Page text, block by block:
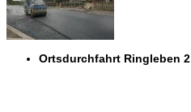
Ortsdurchfahrt Ringleben 2